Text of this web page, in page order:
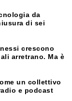
da
di sei
crescono
arretrano. Ma è
un collettivo
e podcast